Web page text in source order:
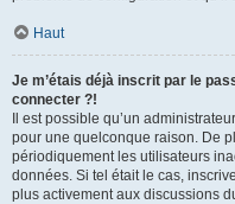
Haut
Je m’étais déjà inscrit par le
connecter ?!
Il est possible qu’un
pour une quelconque raison. De
périodiquement les utilisateurs
données. Si tel était le cas,
plus activement aux discussions